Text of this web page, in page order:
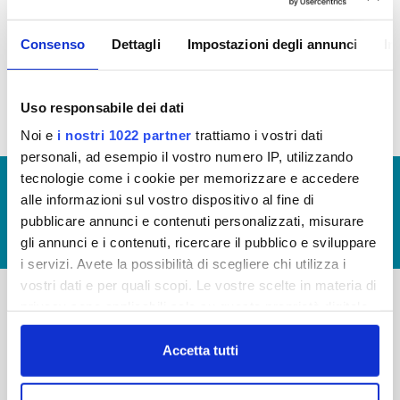
Consenso Dettagli Impostazioni degli annunci
Uso responsabile dei dati
Noi e i nostri 1022 partner trattiamo i vostri dati
personali, ad esempio il vostro numero IP, utilizzando
tecnologie come i cookie per memorizzare e accedere
alle informazioni sul vostro dispositivo al fine di
pubblicare annunci e contenuti personalizzati, misurare
gli annunci e i contenuti, ricercare il pubblico e sviluppare
i servizi. Avete la possibilità di scegliere chi utilizza i
vostri dati e per quali scopi. Le vostre scelte in materia di
in cui avete effettuato le vostre scelte. È possibile
modificare o revocare il proprio consenso in qualsiasi
momento dalla Dichiarazione sui cookie o facendo clic
Accetta tutti
© Copyright 2017 - 2026
GLOSSARIO
GIUDICA IL SERVIZIO
LAVORA CON NOI
Via Villamagna 90/c -
-
FAQ
PRIVACY POLICY